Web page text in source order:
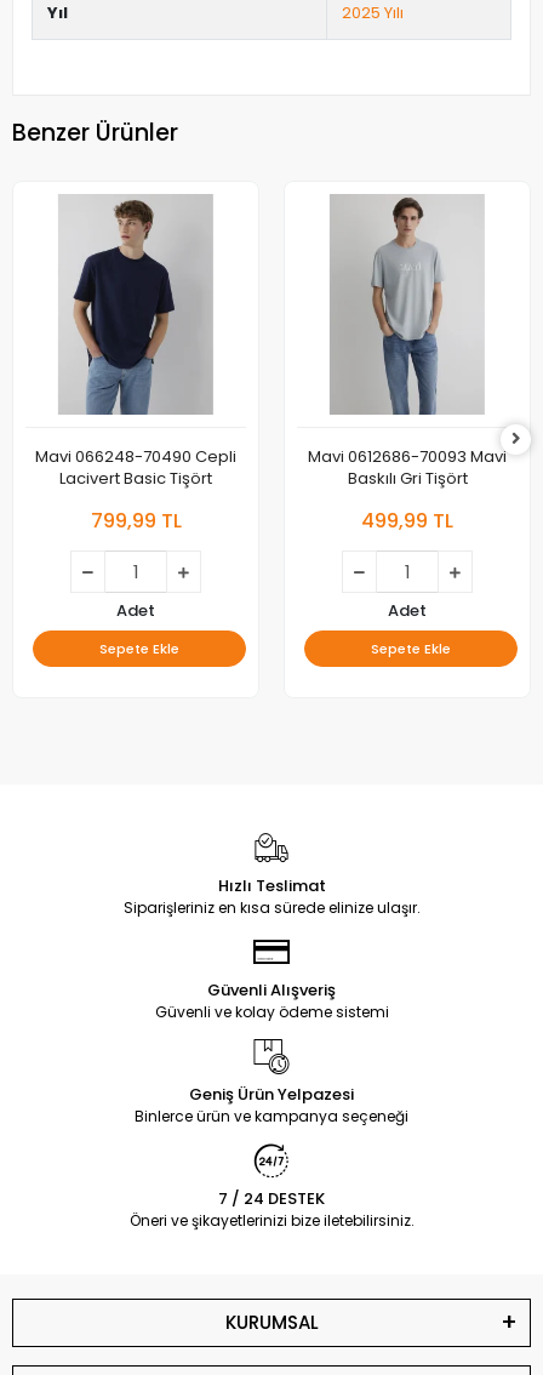
Yıl 2025 Yılı
Benzer Ürünler
Mavi 066248-70490 Cepli
Lacivert Basic Tişört
799,99 TL
Adet
Sepete Ekle
Mavi 0612686-70093 Mavi
Baskılı Gri Tişört
499,99 TL
Adet
Sepete Ekle
Hızlı Teslimat
Siparişleriniz en kısa sürede elinize ulaşır.
Güvenli Alışveriş
Güvenli ve kolay ödeme sistemi
Geniş Ürün Yelpazesi
Binlerce ürün ve kampanya seçeneği
7 / 24 DESTEK
Öneri ve şikayetlerinizi bize iletebilirsiniz.
KURUMSAL